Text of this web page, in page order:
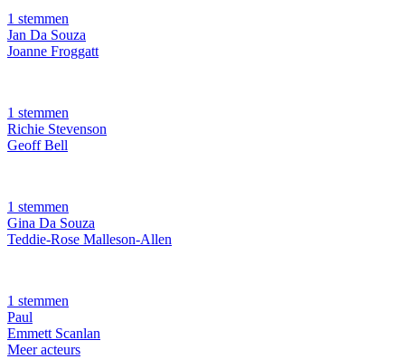
1 stemmen
Jan Da Souza
Joanne Froggatt
1 stemmen
Richie Stevenson
Geoff Bell
1 stemmen
Gina Da Souza
Teddie-Rose Malleson-Allen
1 stemmen
Paul
Emmett Scanlan
Meer acteurs